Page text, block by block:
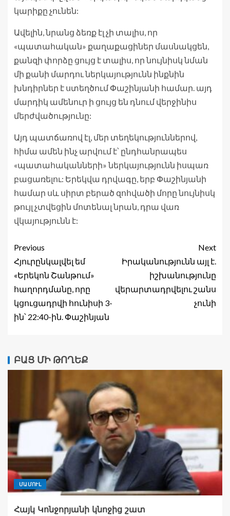
կարիքը չունեն:
Ավելին, նրանց ձեռք էլ չի տալիս, որ
«պատահական» քաղաքացիներ մասնակցեն,
քանզի փորձը ցույց է տալիս, որ նույնիսկ նման
մի քանի մարդու ներկայությունն ինքնին
խնդիրներ է ստեղծում Փաշինյանի համար. այդ
մարդիկ ամենուր ի ցույց են դնում վերջինիս
մերժվածությունը:
Այդ պատճառով էլ, մեր տեղեկություններով,
հիմա ամեն ինչ արվում է՝ ընդհանրապես
«պատահականների» ներկայությունն իսպառ
բացառելու: Երեկվա դրվագը, երբ Փաշինյանի
համար սև սիրտ բերած զոհվածի մորը նույնիսկ
թույլ չտվեցին մոտենալ նրան, դրա վառ
վկայությունն է:
Previous
Հյուրընկալվել եմ
«Երեկոն Շանթում»
հաղորդմանը, որը
կցուցադրվի հունիսի 3-
ին՝ 22:40-ին. Փաշինյան
Next
Իրականությունն այլ է.
իշխանությունը
վերարտադրվելու շանս
չունի
ԲԱՑ ՄԻ ԹՈՂԵՔ
ՄԱՄՈՒԼ
Հայկ Կոնջորյանի կնոջից շատ